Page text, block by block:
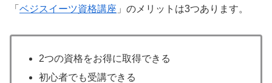
「 ベジスイーツ資格講座 」のメリットは3つあります。
2つの資格をお得に取得できる
初心者でも受講できる